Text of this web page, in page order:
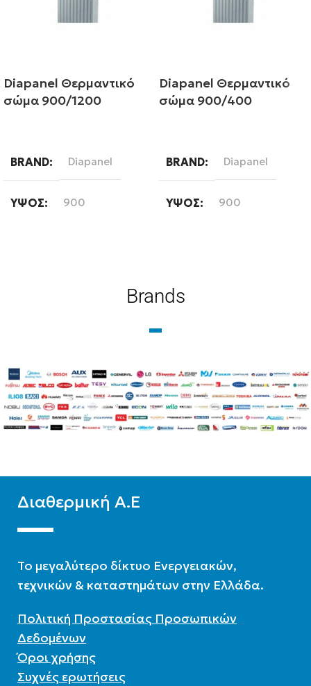
Diapanel Θερμαντικό
σώμα 900/1200
BRAND Diapanel
ΎΨΟΣ 900
Δίστηλο ,Μονόστηλο ,
Τρίστηλο
Diapanel Θερμαντικό
σώμα 900/400
BRAND Diapanel
ΎΨΟΣ 900
ΤΎΠΟΣ ΒΡΌΓΧΟΥ
Δίστηλο ,Μονόστηλο ,
Τρίστηλο
Brands
Διαθερμική Α.Ε
To μεγαλύτερο δίκτυο Ενεργειακών,
τεχνικών & καταστημάτων στην Ελλάδα.
Πολιτική Προστασίας Προσωπικών
Δεδομένων
Όροι χρήσης
Συχνές ερωτήσεις